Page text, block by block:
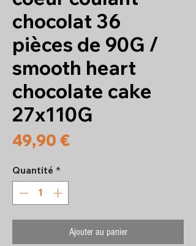
chocolat 36
pièces de 90G /
smooth heart
chocolate cake
27x110G
49,90 €
Quantité *
Ajouter au panier